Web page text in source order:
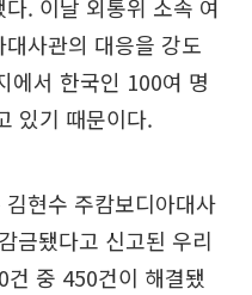
. 이날 외통위 소속 여
사관의 대응을 강도
에서 한국인 100여 명
있기 때문이다.
현수 주캄보디아대사
금됐다고 신고된 우리
중 450건이 해결됐